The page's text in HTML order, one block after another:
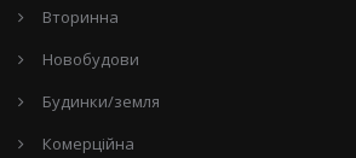
Вторинна
Новобудови
Будинки/земля
Комерційна